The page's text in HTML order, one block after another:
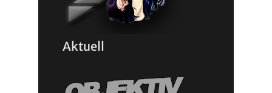
Aktuell